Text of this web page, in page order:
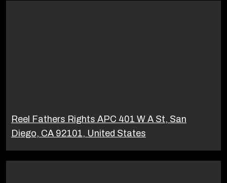
Reel Fathers Rights APC 401 W A St, San
Diego, CA 92101, United States